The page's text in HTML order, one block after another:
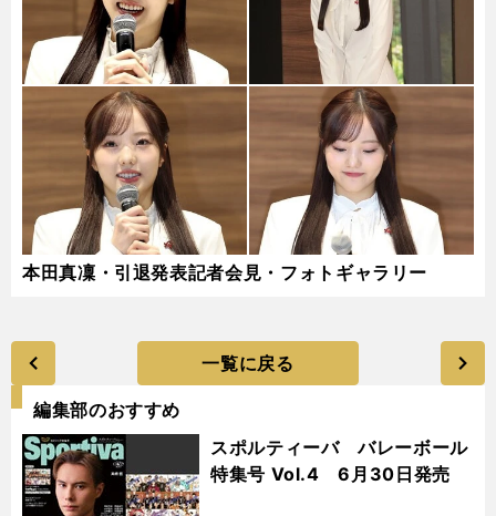
本田真凜・引退発表記者会見・フォトギャラリー
一覧に戻る
編集部のおすすめ
スポルティーバ バレーボール
特集号 Vol.4 6月30日発売